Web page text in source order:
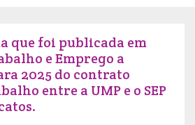
que foi publicada em
e Emprego a
2025 do contrato
entre a UMP e o SEP